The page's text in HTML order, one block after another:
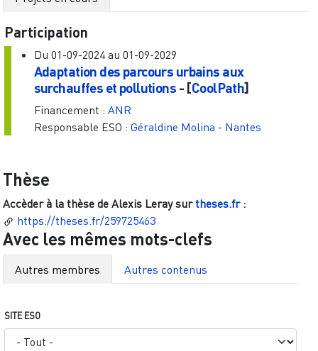
Participation
Du 01-09-2024au 01-09-2029
Adaptation des parcours urbains aux
surchauffes et pollutions - [CoolPath]
Financement : ANR
Responsable ESO : Géraldine Molina - Nantes
Thèse
Accèder à la thèse de Alexis Leraysurtheses.fr:
https://theses.fr/259725463
Avec les mêmes mots-clefs
Autres membres Autres contenus
SITE ESO